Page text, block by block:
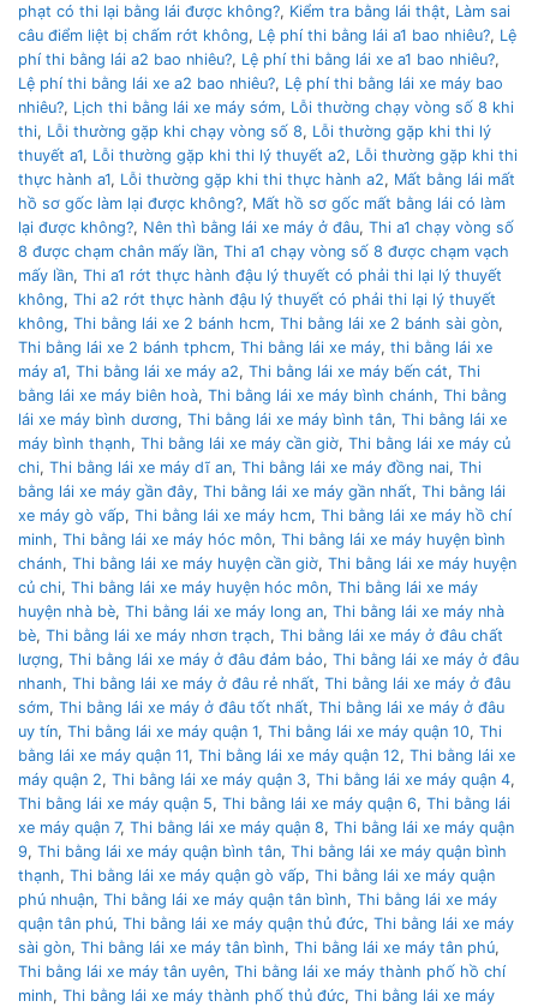
phạt có thi lại bằng lái được không?, Kiểm tra bằng lái thật, Làm sai
câu điểm liệt bị chấm rớt không, Lệ phí thi bằng lái a1 bao nhiêu?, Lệ
phí thi bằng lái a2 bao nhiêu?, Lệ phí thi bằng lái xe a1 bao nhiêu?,
Lệ phí thi bằng lái xe a2 bao nhiêu?, Lệ phí thi bằng lái xe máy bao
nhiêu?, Lịch thi bằng lái xe máy sớm, Lỗi thường chạy vòng số 8 khi
thi, Lỗi thường gặp khi chạy vòng số 8, Lỗi thường gặp khi thi lý
thuyết a1, Lỗi thường gặp khi thi lý thuyết a2, Lỗi thường gặp khi thi
thực hành a1, Lỗi thường gặp khi thi thực hành a2, Mất bằng lái mất
hồ sơ gốc làm lại được không?, Mất hồ sơ gốc mất bằng lái có làm
lại được không?, Nên thì bằng lái xe máy ở đâu, Thi a1 chạy vòng số
8 được chạm chân mấy lần, Thi a1 chạy vòng số 8 được chạm vạch
mấy lần, Thi a1 rớt thực hành đậu lý thuyết có phải thi lại lý thuyết
không, Thi a2 rớt thực hành đậu lý thuyết có phải thi lại lý thuyết
không, Thi bằng lái xe 2 bánh hcm, Thi bằng lái xe 2 bánh sài gòn,
Thi bằng lái xe 2 bánh tphcm, Thi bằng lái xe máy, thi bằng lái xe
máy a1, Thi bằng lái xe máy a2, Thi bằng lái xe máy bến cát, Thi
bằng lái xe máy biên hoà, Thi bằng lái xe máy bình chánh, Thi bằng
lái xe máy bình dương, Thi bằng lái xe máy bình tân, Thi bằng lái xe
máy bình thạnh, Thi bằng lái xe máy cần giờ, Thi bằng lái xe máy củ
chi, Thi bằng lái xe máy dĩ an, Thi bằng lái xe máy đồng nai, Thi
bằng lái xe máy gần đây, Thi bằng lái xe máy gần nhất, Thi bằng lái
xe máy gò vấp, Thi bằng lái xe máy hcm, Thi bằng lái xe máy hồ chí
minh, Thi bằng lái xe máy hóc môn, Thi bằng lái xe máy huyện bình
chánh, Thi bằng lái xe máy huyện cần giờ, Thi bằng lái xe máy huyện
củ chi, Thi bằng lái xe máy huyện hóc môn, Thi bằng lái xe máy
huyện nhà bè, Thi bằng lái xe máy long an, Thi bằng lái xe máy nhà
bè, Thi bằng lái xe máy nhơn trạch, Thi bằng lái xe máy ở đâu chất
lượng, Thi bằng lái xe máy ở đâu đảm bảo, Thi bằng lái xe máy ở đâu
nhanh, Thi bằng lái xe máy ở đâu rẻ nhất, Thi bằng lái xe máy ở đâu
sớm, Thi bằng lái xe máy ở đâu tốt nhất, Thi bằng lái xe máy ở đâu
uy tín, Thi bằng lái xe máy quận 1, Thi bằng lái xe máy quận 10, Thi
bằng lái xe máy quận 11, Thi bằng lái xe máy quận 12, Thi bằng lái xe
máy quận 2, Thi bằng lái xe máy quận 3, Thi bằng lái xe máy quận 4,
Thi bằng lái xe máy quận 5, Thi bằng lái xe máy quận 6, Thi bằng lái
xe máy quận 7, Thi bằng lái xe máy quận 8, Thi bằng lái xe máy quận
9, Thi bằng lái xe máy quận bình tân, Thi bằng lái xe máy quận bình
thạnh, Thi bằng lái xe máy quận gò vấp, Thi bằng lái xe máy quận
phú nhuận, Thi bằng lái xe máy quận tân bình, Thi bằng lái xe máy
quận tân phú, Thi bằng lái xe máy quận thủ đức, Thi bằng lái xe máy
sài gòn, Thi bằng lái xe máy tân bình, Thi bằng lái xe máy tân phú,
Thi bằng lái xe máy tân uyên, Thi bằng lái xe máy thành phố hồ chí
minh, Thi bằng lái xe máy thành phố thủ đức, Thi bằng lái xe máy